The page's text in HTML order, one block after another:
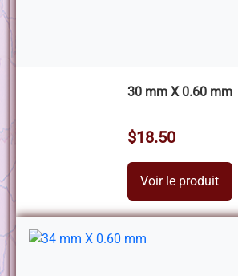
30 mm X 0.60 mm
$18.50
Voir le produit